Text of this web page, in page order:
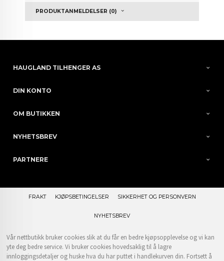
PRODUKTANMELDELSER (0)
HAUGLAND TILHENGER AS
DIN KONTO
OM BUTIKKEN
NYHETSBREV
PARTNERE
FRAKT KJØPSBETINGELSER SIKKERHET OG PERSONVERN
NYHETSBREV
Vår nettbutikk bruker cookies slik at du får en bedre kjøpsopplevelse og vi kan
yte deg bedre service. Vi bruker cookies hovedsaklig til å lagre
innloggingsdetaljer og huske hva du har puttet i handlekurven din. Fortsett å